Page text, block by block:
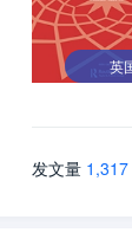
英
发文量 1,317